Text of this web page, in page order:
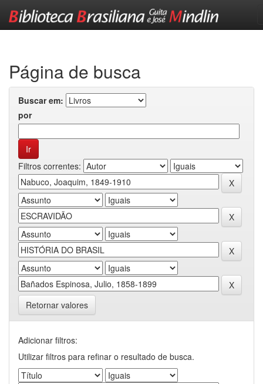
Página de busca
Buscar em:
por
Filtros correntes:
Retornar valores
Adicionar filtros:
Utilizar filtros para refinar o resultado de busca.